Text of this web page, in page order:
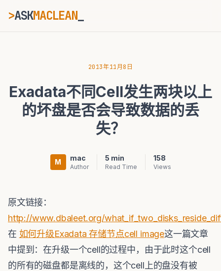
>ASKMACLEAN
⌘K Ctrl+K
2013年11月8日
Exadata不同Cell发生两块以上
的坏盘是否会导致数据的丢
失？
M mac
Author
5 min
Read Time
158
Views
原文链接：
http://www.dbaleet.org/
在 如何升级Exadata 存储节点cell image这一篇文章
中提到：在升级一个cell的过程中，由于此时这个cell
的所有的磁盘都是离线的，这个cell上的盘没有被